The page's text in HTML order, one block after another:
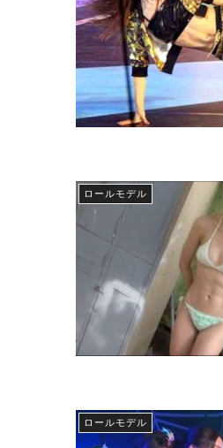
ロールモデル
ロールモデル